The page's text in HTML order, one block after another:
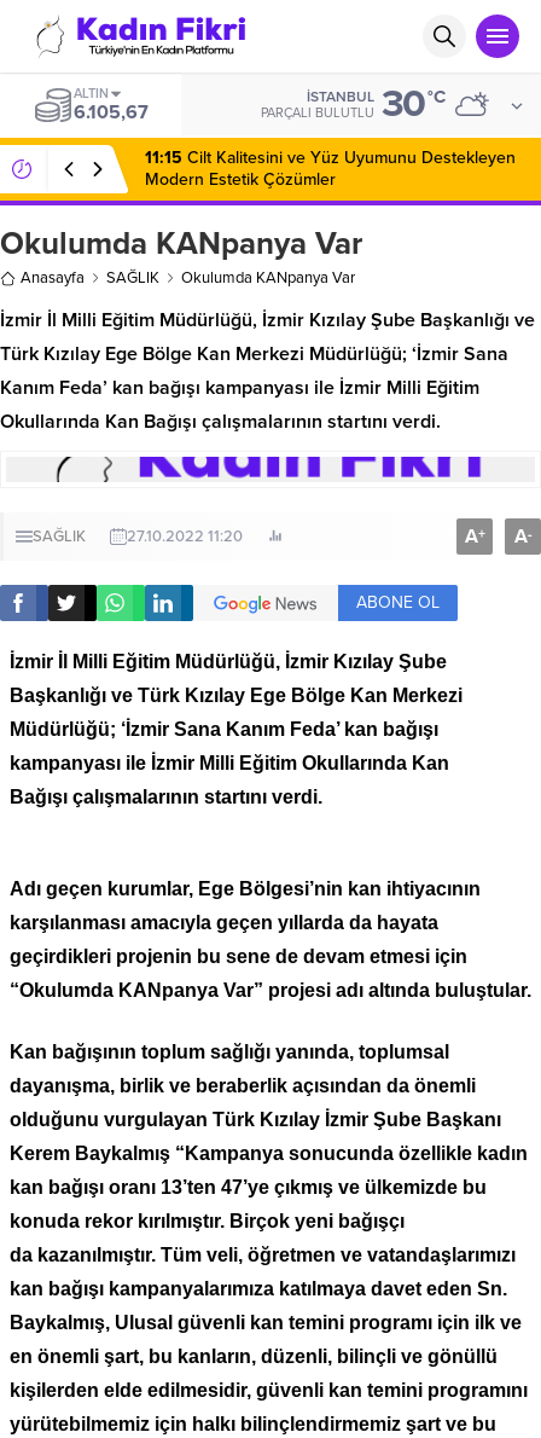
ALTIN
6.105,67
İSTANBUL
PARÇALI BULUTLU 30°C
11:15 Cilt Kalitesini ve Yüz Uyumunu Destekleyen
Modern Estetik Çözümler
Okulumda KANpanya Var
Anasayfa SAĞLIK Okulumda KANpanya Var
İzmir İl Milli Eğitim Müdürlüğü, İzmir Kızılay Şube Başkanlığı ve
Türk Kızılay Ege Bölge Kan Merkezi Müdürlüğü; ‘İzmir Sana
Kanım Feda’ kan bağışı kampanyası ile İzmir Milli Eğitim
Okullarında Kan Bağışı çalışmalarının startını verdi.
SAĞLIK 27.10.2022 11:20 A+ A-
ABONE OL
İzmir İl Milli Eğitim Müdürlüğü, İzmir Kızılay Şube
Başkanlığı ve Türk Kızılay Ege Bölge Kan Merkezi
Müdürlüğü; ‘İzmir Sana Kanım Feda’ kan bağışı
kampanyası ile İzmir Milli Eğitim Okullarında Kan
Bağışı çalışmalarının startını verdi.
Adı geçen kurumlar, Ege Bölgesi’nin kan ihtiyacının
karşılanması amacıyla geçen yıllarda da hayata
geçirdikleri projenin bu sene de devam etmesi için
“Okulumda KANpanya Var” projesi adı altında buluştular.
Kan bağışının toplum sağlığı yanında, toplumsal
dayanışma, birlik ve beraberlik açısından da önemli
olduğunu vurgulayan Türk Kızılay İzmir Şube Başkanı
Kerem Baykalmış “Kampanya sonucunda özellikle kadın
kan bağışı oranı 13’ten 47’ye çıkmış ve ülkemizde bu
konuda rekor kırılmıştır. Birçok yeni bağışçı
da kazanılmıştır. Tüm veli, öğretmen ve vatandaşlarımızı
kan bağışı kampanyalarımıza katılmaya davet eden Sn.
Baykalmış, Ulusal güvenli kan temini programı için ilk ve
en önemli şart, bu kanların, düzenli, bilinçli ve gönüllü
kişilerden elde edilmesidir, güvenli kan temini programını
yürütebilmemiz için halkı bilinçlendirmemiz şart ve bu